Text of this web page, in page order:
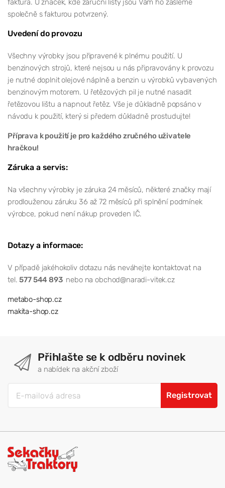
faktura. U značek, kde záruční listy jsou Vám ho zašleme
společně s fakturou potvrzený.
Uvedení do provozu
Všechny výrobky jsou připravené k plnému použití. U
benzinových strojů, které nejsou u nás připravovány k provozu
je nutné doplnit olejové náplně a benzin u výrobků vybavených
benzinovým motorem. U řetězových pil je nutné nasadit
řetězovou lištu a napnout řetěz. Vše je důkladně popsáno v
návodu k použití, který si předem důkladně prostudujte!
Příprava k použití je pro každého zručného uživatele
hračkou!
Záruka a servis:
Na všechny výrobky je záruka 24 měsíců, některé značky mají
prodlouženou záruku 36 až 72 měsíců při splnění podmínek
výrobce, pokud není nákup proveden IČ.
Dotazy a informace:
V případě jakéhokoliv dotazu nás neváhejte kontaktovat na
tel.577 544 893 nebo na obchod@naradi-vitek.cz
metabo-shop.cz
makita-shop.cz
Přihlašte se k odběru novinek
a nabídek na akční zboží
Registrovat